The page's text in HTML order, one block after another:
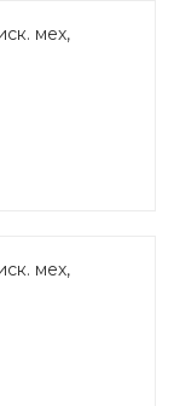
мех,
мех,